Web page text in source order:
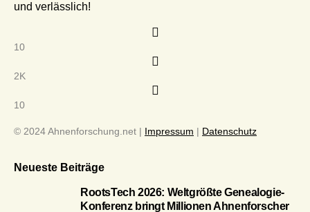
und verlässlich!
10
2K
10
© 2024 Ahnenforschung.net | Impressum | Datenschutz
Neueste Beiträge
RootsTech 2026: Weltgrößte Genealogie-
Konferenz bringt Millionen Ahnenforscher